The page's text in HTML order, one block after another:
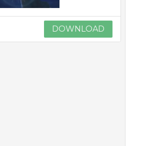
DOWNLOAD